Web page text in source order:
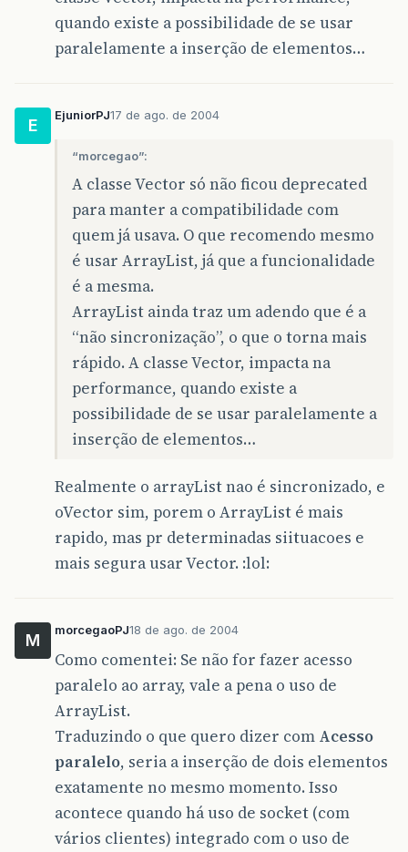
quando existe a possibilidade de se usar
paralelamente a inserção de elementos…
E
EjuniorPJ17 de ago. de 2004
“morcegao”:
A classe Vector só não ficou deprecated
para manter a compatibilidade com
quem já usava. O que recomendo mesmo
é usar ArrayList, já que a funcionalidade
é a mesma.
ArrayList ainda traz um adendo que é a
“não sincronização”, o que o torna mais
rápido. A classe Vector, impacta na
performance, quando existe a
possibilidade de se usar paralelamente a
inserção de elementos…
Realmente o arrayList nao é sincronizado, e
oVector sim, porem o ArrayList é mais
rapido, mas pr determinadas siituacoes e
mais segura usar Vector. :lol:
M
morcegaoPJ18 de ago. de 2004
Como comentei: Se não for fazer acesso
paralelo ao array, vale a pena o uso de
ArrayList.
Traduzindo o que quero dizer com Acesso
paralelo, seria a inserção de dois elementos
exatamente no mesmo momento. Isso
acontece quando há uso de socket (com
vários clientes) integrado com o uso de